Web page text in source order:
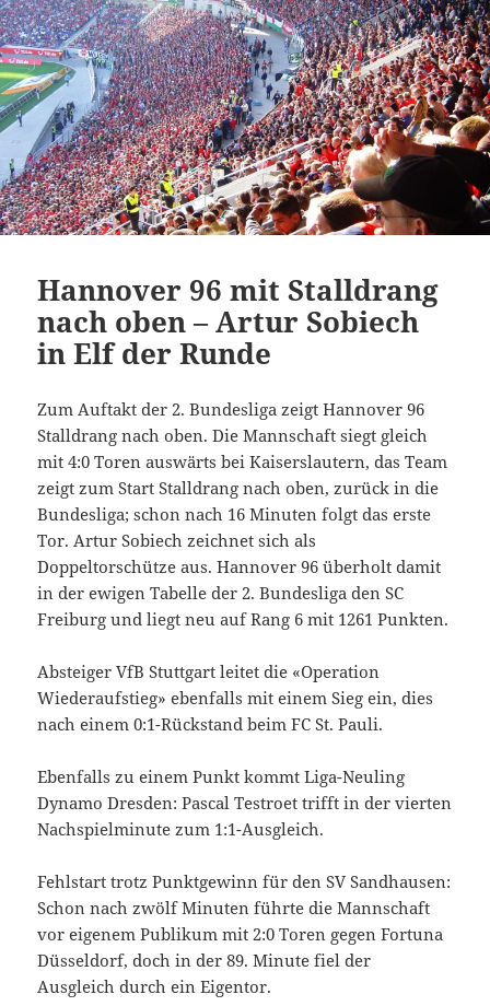
Hannover 96 mit Stalldrang
nach oben – Artur Sobiech
in Elf der Runde
Zum Auftakt der 2. Bundesliga zeigt Hannover 96
Stalldrang nach oben. Die Mannschaft siegt gleich
mit 4:0 Toren auswärts bei Kaiserslautern, das Team
zeigt zum Start Stalldrang nach oben, zurück in die
Bundesliga; schon nach 16 Minuten folgt das erste
Tor. Artur Sobiech zeichnet sich als
Doppeltorschütze aus. Hannover 96 überholt damit
in der ewigen Tabelle der 2. Bundesliga den SC
Freiburg und liegt neu auf Rang 6 mit 1261 Punkten.
Absteiger VfB Stuttgart leitet die «Operation
Wiederaufstieg» ebenfalls mit einem Sieg ein, dies
nach einem 0:1-Rückstand beim FC St. Pauli.
Ebenfalls zu einem Punkt kommt Liga-Neuling
Dynamo Dresden: Pascal Testroet trifft in der vierten
Nachspielminute zum 1:1-Ausgleich.
Fehlstart trotz Punktgewinn für den SV Sandhausen:
Schon nach zwölf Minuten führte die Mannschaft
vor eigenem Publikum mit 2:0 Toren gegen Fortuna
Düsseldorf, doch in der 89. Minute fiel der
Ausgleich durch ein Eigentor.